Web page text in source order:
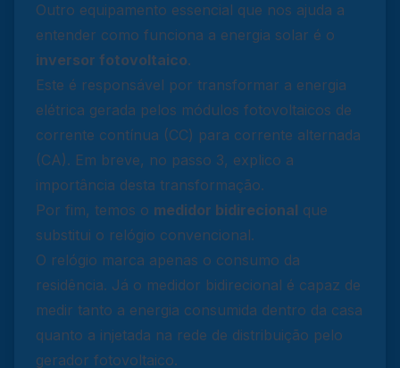
Outro equipamento essencial que nos ajuda a
entender como funciona a energia solar é o
inversor fotovoltaico.
Este é responsável por transformar a energia
elétrica gerada pelos módulos fotovoltaicos de
corrente contínua (CC) para corrente alternada
(CA). Em breve, no passo 3, explico a
importância desta transformação.
Por fim, temos o medidor bidirecional que
substitui o relógio convencional.
O relógio marca apenas o consumo da
residência. Já o medidor bidirecional é capaz de
medir tanto a energia consumida dentro da casa
quanto a injetada na rede de distribuição pelo
gerador fotovoltaico.